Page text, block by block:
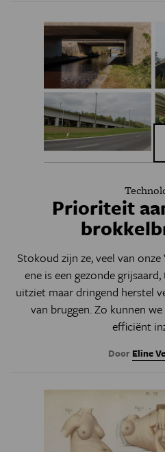
Prioriteit
Stokoud zijn ze, veel van
ene is een gezonde
uitziet maar dringend herstel
van bruggen. Zo kunnen
efficiënt
Door Eline